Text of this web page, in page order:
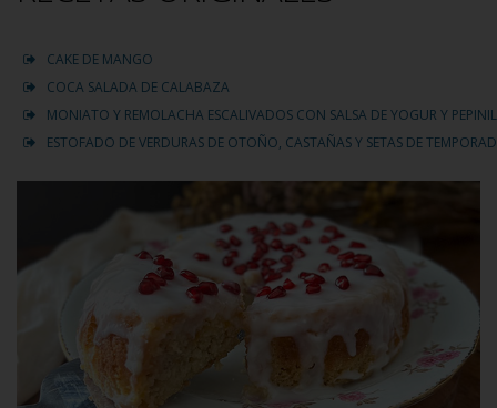
CAKE DE MANGO
COCA SALADA DE CALABAZA
MONIATO Y REMOLACHA ESCALIVADOS CON SALSA DE YOGUR Y
ESTOFADO DE VERDURAS DE OTOÑO, CASTAÑAS Y SETAS DE